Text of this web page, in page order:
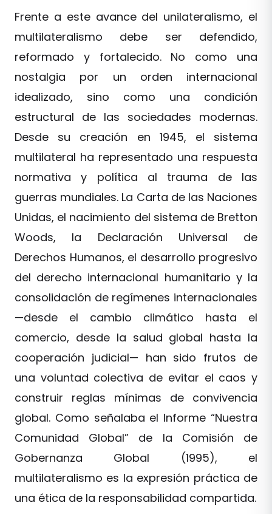
Frente a este avance del unilateralismo, el
multilateralismo debe ser defendido,
reformado y fortalecido. No como una
nostalgia por un orden internacional
idealizado, sino como una condición
estructural de las sociedades modernas.
Desde su creación en 1945, el sistema
multilateral ha representado una respuesta
normativa y política al trauma de las
guerras mundiales. La Carta de las Naciones
Unidas, el nacimiento del sistema de Bretton
Woods, la Declaración Universal de
Derechos Humanos, el desarrollo progresivo
del derecho internacional humanitario y la
consolidación de regímenes internacionales
—desde el cambio climático hasta el
comercio, desde la salud global hasta la
cooperación judicial— han sido frutos de
una voluntad colectiva de evitar el caos y
construir reglas mínimas de convivencia
global. Como señalaba el Informe “Nuestra
Comunidad Global” de la Comisión de
Gobernanza Global (1995), el
multilateralismo es la expresión práctica de
una ética de la responsabilidad compartida.